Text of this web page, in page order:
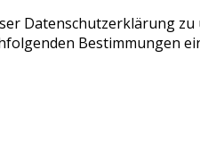
Datenschutzerklärung
Bestimmungen